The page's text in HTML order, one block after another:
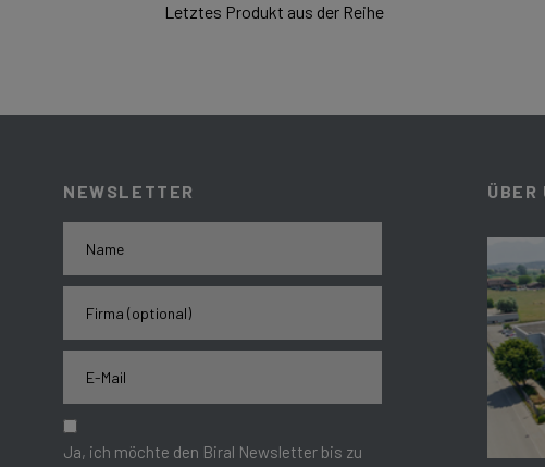
Letztes Produkt aus der Reihe
NEWSLETTER
Ja, ich möchte den Biral Newsletter bis zu
ÜBER